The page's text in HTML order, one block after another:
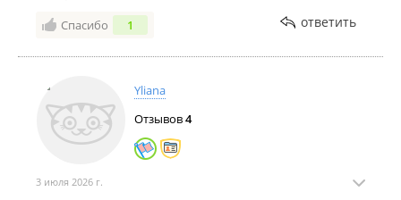
Спасибо 1 ответить
Yliana
Отзывов4
3 июля 2026 г.